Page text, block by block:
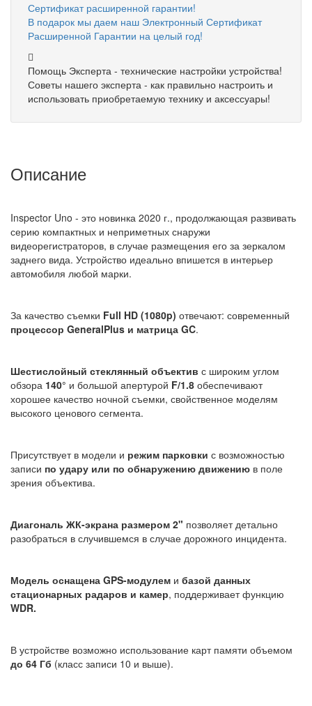
Сертификат расширенной гарантии!
В подарок мы даем наш Электронный Сертификат
Расширенной Гарантии на целый год!
Помощь Эксперта - технические настройки устройства!
Советы нашего эксперта - как правильно настроить и
использовать приобретаемую технику и аксессуары!
Описание
Inspector Uno - это новинка 2020 г., продолжающая развивать
серию компактных и неприметных снаружи
видеорегистраторов, в случае размещения его за зеркалом
заднего вида. Устройство идеально впишется в интерьер
автомобиля любой марки.
За качество съемки Full HD (1080p) отвечают: современный
процессор GeneralPlus и матрица GC.
Шестислойный стеклянный объектив с широким углом
обзора 140° и большой апертурой F/1.8 обеспечивают
хорошее качество ночной съемки, свойственное моделям
высокого ценового сегмента.
Присутствует в модели и режим парковки с возможностью
записи по удару или по обнаружению движению в поле
зрения объектива.
Диагональ ЖК-экрана размером 2" позволяет детально
разобраться в случившемся в случае дорожного инцидента.
Модель оснащена GPS-модулем и базой данных
стационарных радаров и камер, поддерживает функцию
WDR.
В устройстве возможно использование карт памяти объемом
до 64 Гб (класс записи 10 и выше).